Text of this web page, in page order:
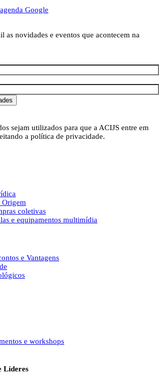
Google
as novidades e eventos que acontecem na
sejam utilizados para que a ACIJS entre em
a política de privacidade.
Origem
coletivas
e equipamentos multimídia
e Vantagens
e workshops
Líderes